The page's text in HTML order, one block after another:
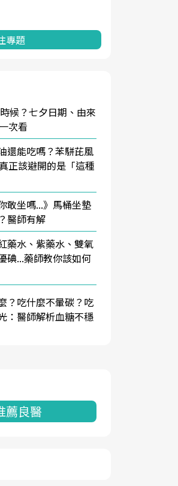
專題
候？七夕日期、由來
次看
還能吃嗎？苯駢芘風
正該避開的是「這種
敢坐嗎...》馬桶坐墊
醫師有解
藥水、紫藥水、雙氧
碘...藥師教你該如何
？吃什麼不暈碳？吃
：醫師解析血糖不穩
薦良醫